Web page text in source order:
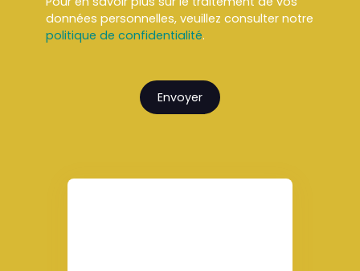
données personnelles, veuillez consulter notre
politique de confidentialité.
Envoyer